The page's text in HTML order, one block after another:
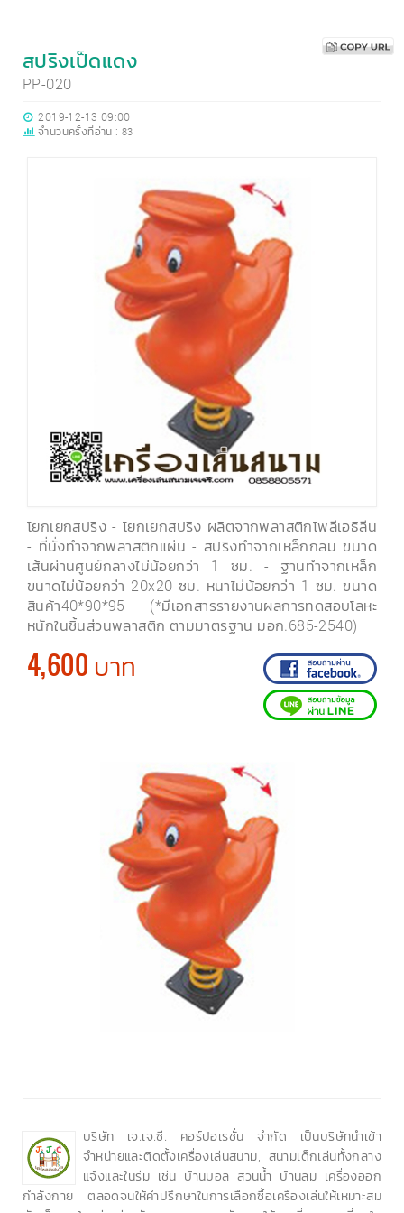
สปริงเป็ดแดง
PP-020
2019-12-13 09:00
จำนวนครั้งที่อ่าน : 83
โยกเยกสปริง - โยกเยกสปริง ผลิตจากพลาสติกโพลีเอธิลีน
- ที่นั่งทำจากพลาสติกแผ่น - สปริงทำจากเหล็กกลม ขนาด
เส้นผ่านศูนย์กลางไม่น้อยกว่า 1 ซม. - ฐานทำจากเหล็ก
ขนาดไม่น้อยกว่า 20x20 ซม. หนาไม่น้อยกว่า 1 ซม. ขนาด
สินค้า40*90*95 (*มีเอกสารรายงานผลการทดสอบโลหะ
หนักในชิ้นส่วนพลาสติก ตามมาตรฐาน มอก.685-2540)
4,600 บาท
บริษัท เจ.เจ.ซี. คอร์ปอเรชั่น จำกัด เป็นบริษัทนำเข้า
จำหน่ายและติดตั้งเครื่องเล่นสนาม, สนามเด็กเล่นทั้งกลาง
แจ้งและในร่ม เช่น บ้านบอล สวนน้ำ บ้านลม เครื่องออก
กำลังกาย ตลอดจนให้คำปรึกษาในการเลือกซื้อเครื่องเล่นให้เหมาะสม